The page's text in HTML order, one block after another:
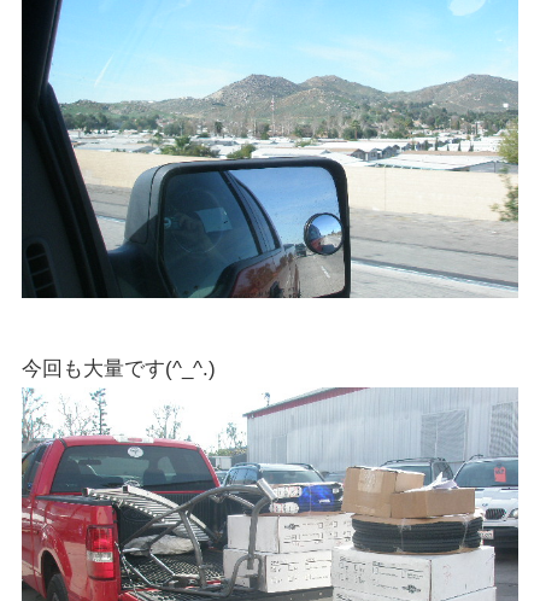
今回も大量です(^_^.)